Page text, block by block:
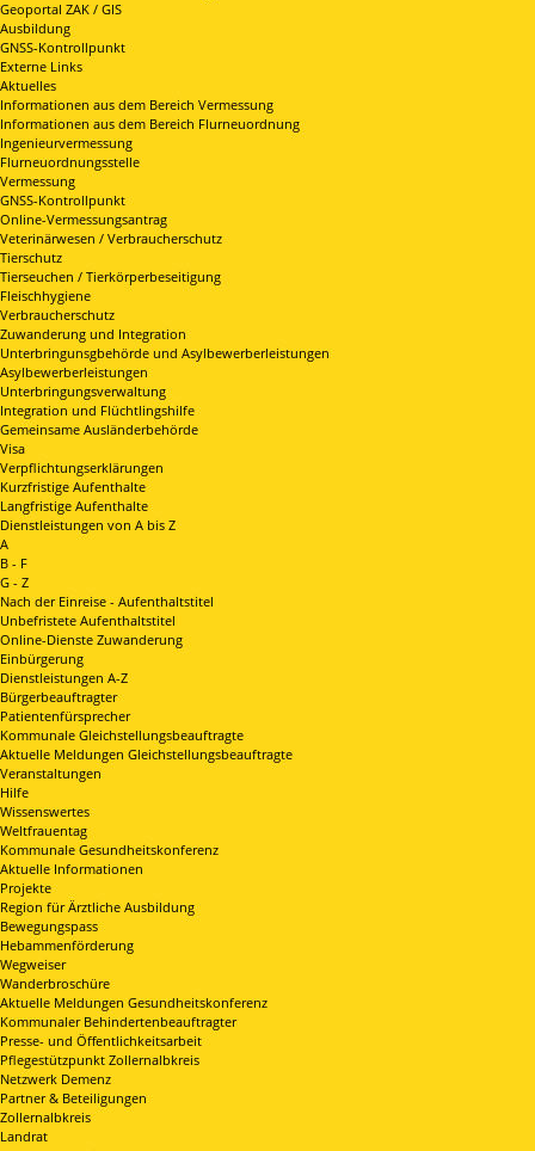
Geoportal ZAK / GIS
Ausbildung
GNSS-Kontrollpunkt
Externe Links
Aktuelles
Informationen aus dem Bereich Vermessung
Informationen aus dem Bereich Flurneuordnung
Ingenieurvermessung
Flurneuordnungsstelle
Vermessung
GNSS-Kontrollpunkt
Online-Vermessungsantrag
Veterinärwesen / Verbraucherschutz
Tierschutz
Tierseuchen / Tierkörperbeseitigung
Fleischhygiene
Verbraucherschutz
Zuwanderung und Integration
Unterbringunsgbehörde und Asylbewerberleistungen
Asylbewerberleistungen
Unterbringungsverwaltung
Integration und Flüchtlingshilfe
Gemeinsame Ausländerbehörde
Visa
Verpflichtungserklärungen
Kurzfristige Aufenthalte
Langfristige Aufenthalte
Dienstleistungen von A bis Z
A
B - F
G - Z
Nach der Einreise - Aufenthaltstitel
Unbefristete Aufenthaltstitel
Online-Dienste Zuwanderung
Einbürgerung
Dienstleistungen A-Z
Bürgerbeauftragter
Patientenfürsprecher
Kommunale Gleichstellungsbeauftragte
Aktuelle Meldungen Gleichstellungsbeauftragte
Veranstaltungen
Hilfe
Wissenswertes
Weltfrauentag
Kommunale Gesundheitskonferenz
Aktuelle Informationen
Projekte
Region für Ärztliche Ausbildung
Bewegungspass
Hebammenförderung
Wegweiser
Wanderbroschüre
Aktuelle Meldungen Gesundheitskonferenz
Kommunaler Behindertenbeauftragter
Presse- und Öffentlichkeitsarbeit
Pflegestützpunkt Zollernalbkreis
Netzwerk Demenz
Partner & Beteiligungen
Zollernalbkreis
Landrat